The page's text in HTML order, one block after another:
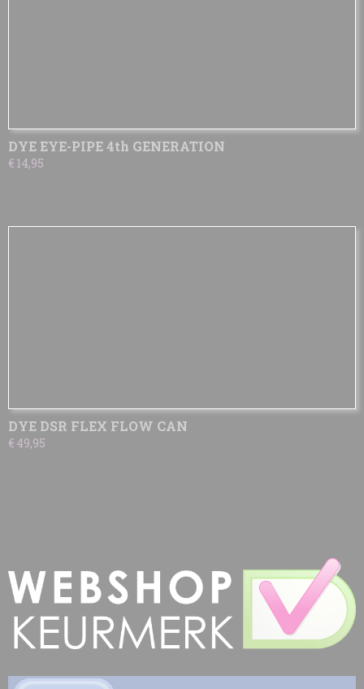
DYE EYE-PIPE 4th GENERATION
€ 14,95
DYE DSR FLEX FLOW CAN
€ 49,95